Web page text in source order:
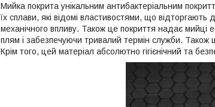
Мийка покрита унікальним антибактеріальним
їх сплави, які відомі властивостями, що
механічного впливу. Також це покриття надає мийці
плям і забезпечуючи тривалий термін служби. Також
Крім того, цей матеріал абсолютно гігієнічний та